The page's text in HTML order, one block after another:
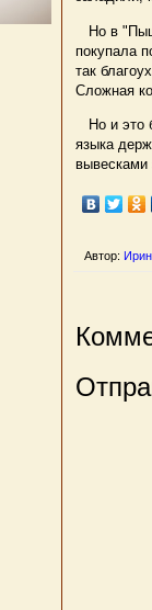
Но в
покупала
так
Сложная
Но и это
языка
вывесками
Автор: